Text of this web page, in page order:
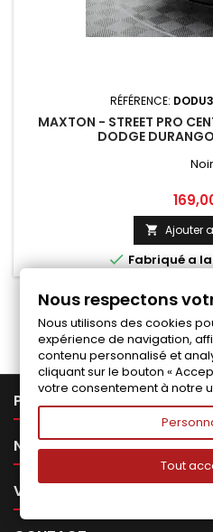
RÉFÉRENCE:
MAXTON - STREET PRO
DODGE
Noir
Prix
 Ajouter
Fabriqué a
PRODUITS
NOTRE SOCIÉTÉ
VOTRE COMPTE
Nous respectons
Nous utilisons des cookies
expérience de navigation,
contenu personnalisé et
cliquant sur le bouton «
votre consentement à notre
Tout